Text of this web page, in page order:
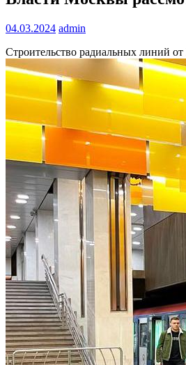
04.03.2024 admin
Строительство радиальных линий